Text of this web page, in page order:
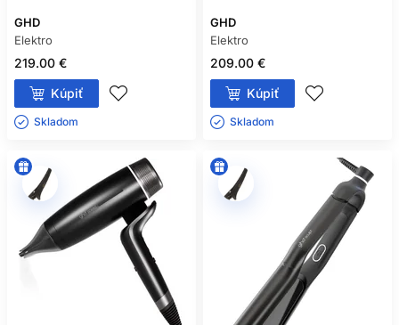
GHD
Elektro
219.00 €
Kúpiť
Skladom ㅤ
GHD
Elektro
209.00 €
Kúpiť
Skladom ㅤ